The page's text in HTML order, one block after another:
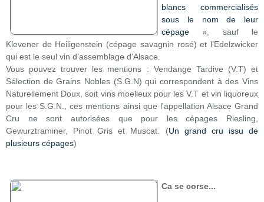
blancs commercialisés
sous le nom de leur
cépage », sauf le
Klevener de Heiligenstein (cépage savagnin rosé) et l’Edelzwicker
qui est le seul vin d’assemblage d’Alsace.
Vous pouvez trouver les mentions : Vendange Tardive (V.T) et
Sélection de Grains Nobles (S.G.N) qui correspondent à des Vins
Naturellement Doux, soit vins moelleux pour les V.T et vin liquoreux
pour les S.G.N., ces mentions ainsi que l'appellation Alsace Grand
Cru ne sont autorisées que pour les cépages Riesling,
Gewurztraminer, Pinot Gris et Muscat. (Un grand cru issu de
plusieurs cépages)
Ca se corse...